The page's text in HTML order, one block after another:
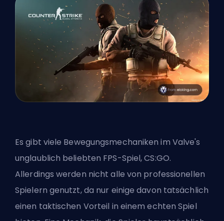
Es gibt viele Bewegungsmechaniken im Valve's
unglaublich beliebten FPS-Spiel, CS:GO.
Allerdings werden nicht alle von professionellen
Spielern genutzt, da nur einige davon tatsächlich
einen taktischen Vorteil in einem echten Spiel